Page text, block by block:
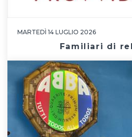
MARTEDÌ 14 LUGLIO 2026
Familiari di